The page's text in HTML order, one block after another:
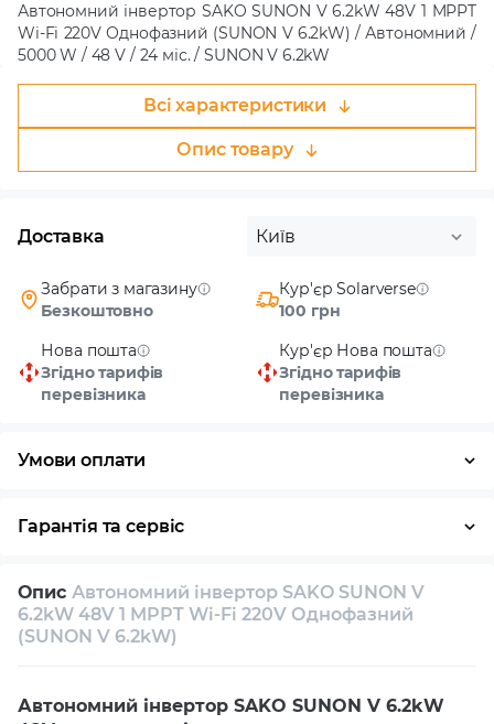
Автономний інвертор SAKO SUNON V 6.2kW 48V 1 MPPT
Wi-Fi 220V Однофазний (SUNON V 6.2kW) / Автономний /
5000 W / 48 V / 24 міс. / SUNON V 6.2kW
Всі характеристики
Опис товару
Доставка Київ
Забрати з магазину
Безкоштовно
Кур'єр Solarverse
100 грн
Нова пошта
Згідно тарифів
перевізника
Кур'єр Нова пошта
Згідно тарифів
перевізника
Умови оплати
Гарантія та сервіс
Власний сервісний центр Технічна підтримка
Консультація
Опис Автономний інвертор SAKO SUNON V
6.2kW 48V 1 MPPT Wi-Fi 220V Однофазний
(SUNON V 6.2kW)
Автономний інвертор SAKO SUNON V 6.2kW